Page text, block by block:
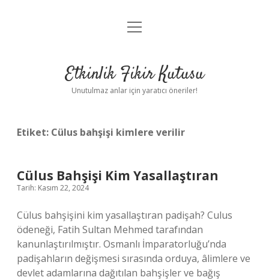
Anasayfa
Yasal Uyarı
menüyü
Etkinlik Fikir Kutusu
Unutulmaz anlar için yaratıcı öneriler!
Etiket: Cülus bahşişi kimlere verilir
Cülus Bahşişi Kim Yasallaştıran
Tarih: Kasım 22, 2024
Cülus bahşişini kim yasallaştıran padişah? Culus
ödeneği, Fatih Sultan Mehmed tarafından
kanunlaştırılmıştır. Osmanlı İmparatorluğu’nda
padişahların değişmesi sırasında orduya, âlimlere ve
devlet adamlarına dağıtılan bahşişler ve bağış